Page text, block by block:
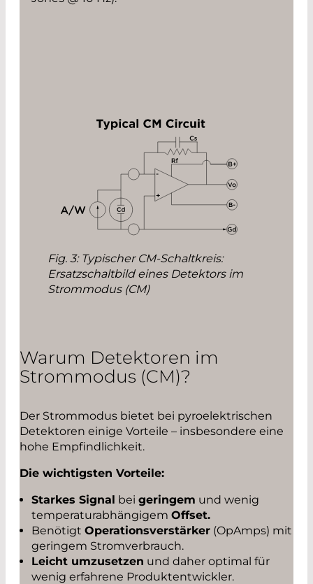
Fig. 3: Typischer CM-Schaltkreis:
Ersatzschaltbild eines Detektors im
Strommodus (CM)
Warum Detektoren im
Strommodus (CM)?
Der Strommodus bietet bei pyroelektrischen
Detektoren einige Vorteile – insbesondere eine
hohe Empfindlichkeit.
Die wichtigsten Vorteile:
Starkes Signal bei geringem und wenig
temperaturabhängigem Offset.
Benötigt Operationsverstärker (OpAmps) mit
geringem Stromverbrauch.
Leicht umzusetzen und daher optimal für
wenig erfahrene Produktentwickler.